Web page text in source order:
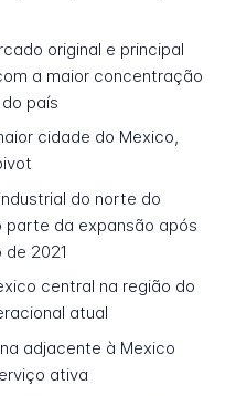
original e principal
a maior concentração
país
cidade do Mexico,
do norte do
parte da expansão após
2021
central na região do
atual
adjacente à Mexico
ativa